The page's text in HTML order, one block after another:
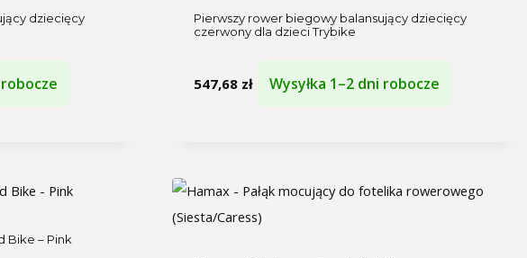
dziecięcy
Pierwszy rower biegowy balansujący dziecięcy
czerwony dla dzieci Trybike
547,68 zł Wysyłka 1–2 dni robocze
Bike – Pink